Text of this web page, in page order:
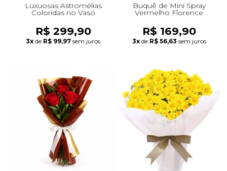
Luxuosas Astromélias
Coloridas no Vaso
R$ 299,90
3x de R$ 99,97 sem juros
Buquê de Mini Spray
Vermelho Florence
R$ 169,90
3x de R$ 56,63 sem juros